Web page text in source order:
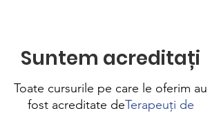
Suntem acreditați
Toate cursurile pe care le oferim au
fost acreditate deTerapeuți de